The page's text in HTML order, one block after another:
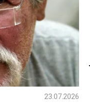
23.07.2026